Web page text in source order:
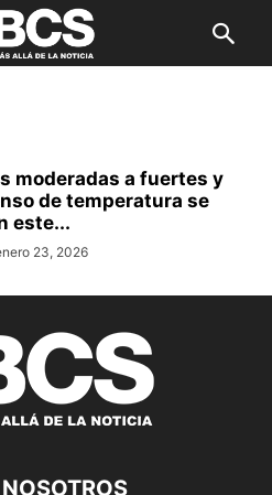
moderadas a fuertes y
de temperatura se
este...
23, 2026